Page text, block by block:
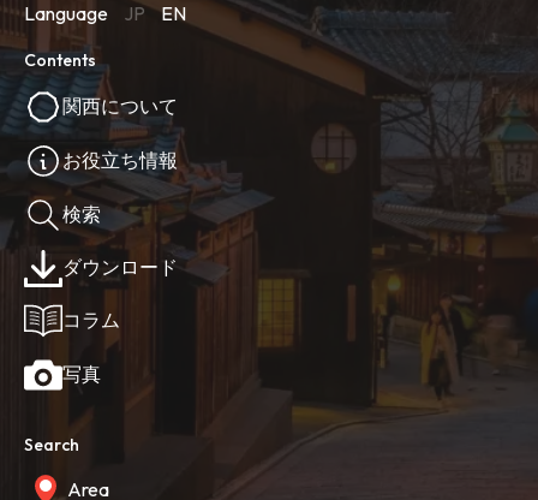
Language JP EN
Contents
関西について
お役立ち情報
検索
ダウンロード
コラム
写真
Search
Area